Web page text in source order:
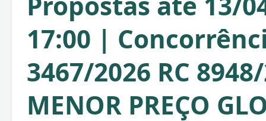
17:00 |
3467/2026 RC
MENOR PREÇO